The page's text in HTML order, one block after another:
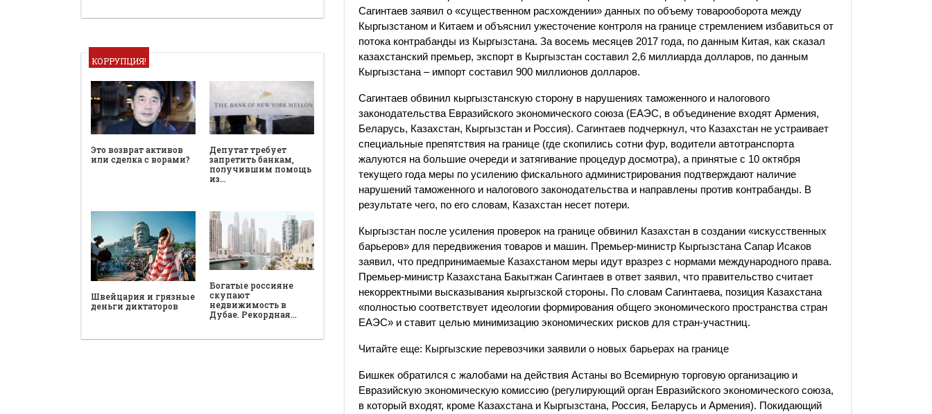
КОРРУПЦИЯ!
Это возврат активов
или сделка с ворами?
Депутат требует
запретить банкам,
получившим помощь
из…
Швейцария и грязные
деньги диктаторов
Богатые россияне
скупают
недвижимость в
Дубае. Рекордная…
Сагинтаев заявил о «существенном расхождении» данных по объему товарооборота между
Кыргызстаном и Китаем и объяснил ужесточение контроля на границе стремлением избавиться от
потока контрабанды из Кыргызстана. За восемь месяцев 2017 года, по данным Китая, как сказал
казахстанский премьер, экспорт в Кыргызстан составил 2,6 миллиарда долларов, по данным
Кыргызстана – импорт составил 900 миллионов долларов.
Сагинтаев обвинил кыргызстанскую сторону в нарушениях таможенного и налогового
законодательства Евразийского экономического союза (ЕАЭС, в объединение входят Армения,
Беларусь, Казахстан, Кыргызстан и Россия). Сагинтаев подчеркнул, что Казахстан не устраивает
специальные препятствия на границе (где скопились сотни фур, водители автотранспорта
жалуются на большие очереди и затягивание процедур досмотра), а принятые с 10 октября
текущего года меры по усилению фискального администрирования подтверждают наличие
нарушений таможенного и налогового законодательства и направлены против контрабанды. В
результате чего, по его словам, Казахстан несет потери.
Кыргызстан после усиления проверок на границе обвинил Казахстан в создании «искусственных
барьеров» для передвижения товаров и машин. Премьер-министр Кыргызстана Сапар Исаков
заявил, что предпринимаемые Казахстаном меры идут вразрез с нормами международного права.
Премьер-министр Казахстана Бакытжан Сагинтаев в ответ заявил, что правительство считает
некорректными высказывания кыргызской стороны. По словам Сагинтаева, позиция Казахстана
«полностью соответствует идеологии формирования общего экономического пространства стран
ЕАЭС» и ставит целью минимизацию экономических рисков для стран-участниц.
Читайте еще: Кыргызские перевозчики заявили о новых барьерах на границе
Бишкек обратился с жалобами на действия Астаны во Всемирную торговую организацию и
Евразийскую экономическую комиссию (регулирующий орган Евразийского экономического союза,
в который входят, кроме Казахстана и Кыргызстана, Россия, Беларусь и Армения). Покидающий